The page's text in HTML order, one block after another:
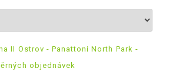
II Ostrov - Panattoni North Park -
objednávek